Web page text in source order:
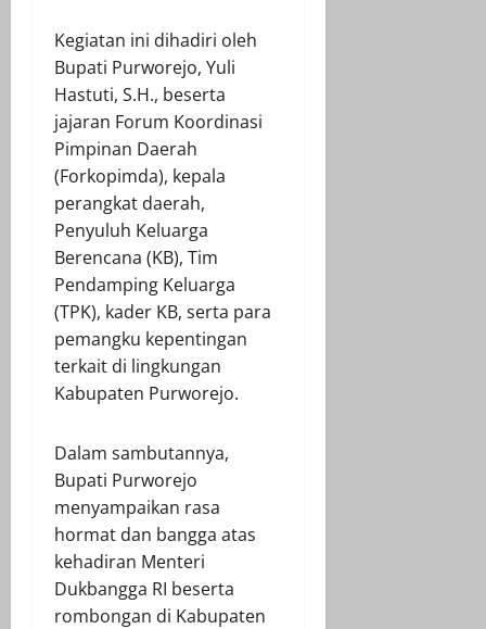
Kegiatan ini dihadiri oleh
Bupati Purworejo, Yuli
Hastuti, S.H., beserta
jajaran Forum Koordinasi
Pimpinan Daerah
(Forkopimda), kepala
perangkat daerah,
Penyuluh Keluarga
Berencana (KB), Tim
Pendamping Keluarga
(TPK), kader KB, serta para
pemangku kepentingan
terkait di lingkungan
Kabupaten Purworejo.
Dalam sambutannya,
Bupati Purworejo
menyampaikan rasa
hormat dan bangga atas
kehadiran Menteri
Dukbangga RI beserta
rombongan di Kabupaten